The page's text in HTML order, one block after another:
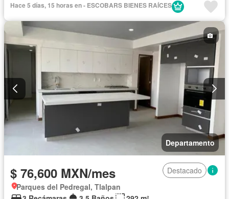
Hace 5 días, 15 horas en - ESCOBARS BIENES RAÍCES
Departamento
$ 76,600 MXN/mes
Destacado
Parques del Pedregal, Tlalpan